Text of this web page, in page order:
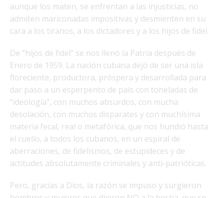
aunque los maten, se enfrentan a las injusticias, no
admiten mariconadas impositivas y desmienten en su
cara a los tiranos, a los dictadores y a los hijos de fidel.
De “hijos de fidel” se nos llenó la Patria después de
Enero de 1959. La nación cubana dejó de ser una isla
floreciente, productora, próspera y desarrollada para
dar paso a un esperpento de país con toneladas de
“ideología”, con muchos absurdos, con mucha
desolación, con muchos disparates y con muchísima
materia fecal, real o metafórica, que nos hundió hasta
el cuello, a todos los cubanos, en un espiral de
aberraciones, de fidelismos, de estupideces y de
actitudes absolutamente criminales y anti-patrióticas.
Pero, gracias a Dios, la razón se impuso y surgieron